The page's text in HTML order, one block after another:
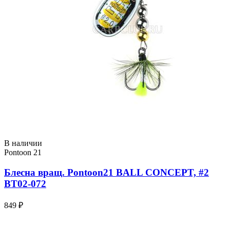
В наличии
Pontoon 21
Блесна вращ. Pontoon21 BALL CONCEPT, #2
BT02-072
849 ₽